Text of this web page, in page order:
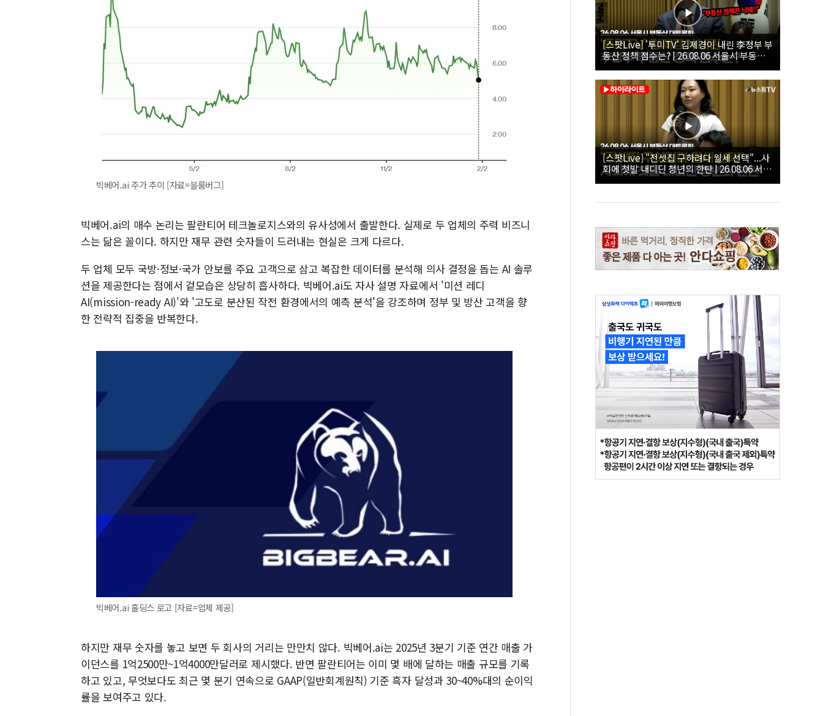
빅베어.ai 주가 추이 [자료=블룸버그]
빅베어.ai의 매수 논리는 팔란티어 테크놀로지스와의 유사성에서 출발한다. 실제로 두 업체의 주력 비즈니
스는 닮은 꼴이다. 하지만 재무 관련 숫자들이 드러내는 현실은 크게 다르다.
두 업체 모두 국방·정보·국가 안보를 주요 고객으로 삼고 복잡한 데이터를 분석해 의사 결정을 돕는 AI 솔루
션을 제공한다는 점에서 겉모습은 상당히 흡사하다. 빅베어.ai도 자사 설명 자료에서 '미션 레디
AI(mission-ready AI)'와 '고도로 분산된 작전 환경에서의 예측 분석'을 강조하며 정부 및 방산 고객을 향
한 전략적 집중을 반복한다.
빅베어.ai 홀딩스 로고 [자료=업체 제공]
하지만 재무 숫자를 놓고 보면 두 회사의 거리는 만만치 않다. 빅베어.ai는 2025년 3분기 기준 연간 매출 가
이던스를 1억2500만~1억4000만달러로 제시했다. 반면 팔란티어는 이미 몇 배에 달하는 매출 규모를 기록
하고 있고, 무엇보다도 최근 몇 분기 연속으로 GAAP(일반회계원칙) 기준 흑자 달성과 30~40%대의 순이익
률을 보여주고 있다.
[스팟Live] '투미TV' 김제경이 내린 李정부 부
동산 정책 점수는? | 26.08.06 서울시 부동산
대토론회
[스팟Live] "전셋집 구하려다 월세 선택"...사
회에 첫발 내디딘 청년의 한탄 | 26.08.06 서울
시 부동산 대토론회